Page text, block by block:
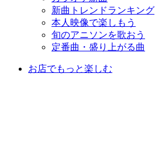
新曲トレンドランキング
本人映像で楽しもう
旬のアニソンを歌おう
定番曲・盛り上がる曲
お店でもっと楽しむ